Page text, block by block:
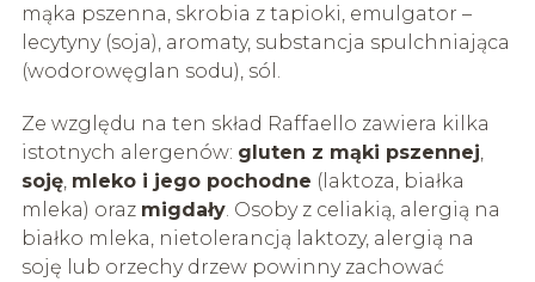
mąka pszenna, skrobia z tapioki, emulgator –
lecytyny (soja), aromaty, substancja spulchniająca
(wodorowęglan sodu), sól.
Ze względu na ten skład Raffaello zawiera kilka
istotnych alergenów: gluten z mąki pszennej,
soję, mleko i jego pochodne (laktoza, białka
mleka) oraz migdały. Osoby z celiakią, alergią na
białko mleka, nietolerancją laktozy, alergią na
soję lub orzechy drzew powinny zachować